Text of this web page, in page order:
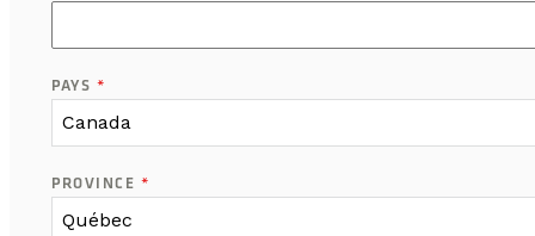
PAYS *
Canada
PROVINCE *
Québec